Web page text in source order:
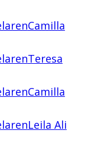
Camilla
Teresa
Camilla
Leila Ali